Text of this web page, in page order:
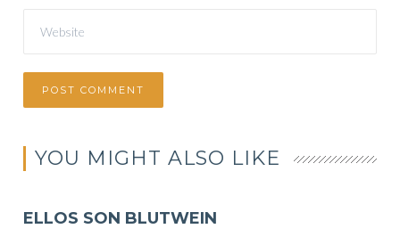
YOU MIGHT ALSO LIKE
ELLOS SON BLUTWEIN